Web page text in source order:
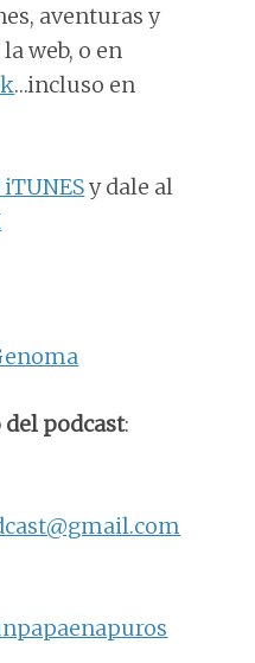
aventuras y
web, o en
…incluso en
iTUNESy dale al
podcast: